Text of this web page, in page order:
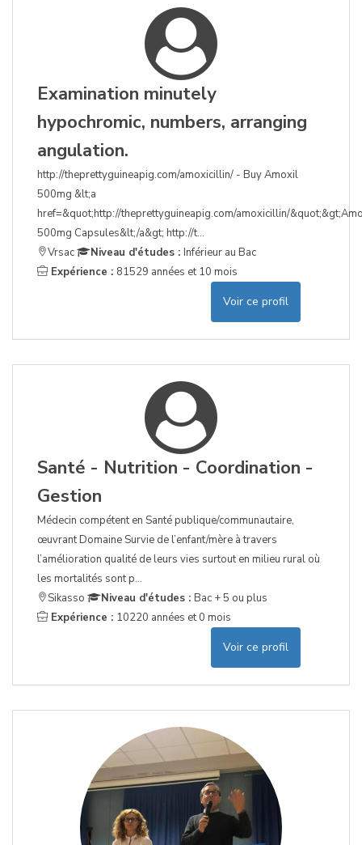
Examination minutely
hypochromic, numbers, arranging
angulation.
http://theprettyguineapig.com/amoxicillin/ - Buy Amoxil
500mg &lt;a
href=&quot;http://theprettyguineapig.com/amoxicillin/
500mg Capsules&lt;/a&gt; http://t...
Vrsac
Niveau d'études : Inférieur au Bac
Expérience : 81529 années et 10 mois
Voir ce profil
Santé - Nutrition - Coordination -
Gestion
Médecin compétent en Santé publique/communautaire,
œuvrant Domaine Survie de l’enfant/mère à travers
l’amélioration qualité de leurs vies surtout en milieu rural où
les mortalités sont p...
Sikasso
Niveau d'études : Bac + 5 ou plus
Expérience : 10220 années et 0 mois
Voir ce profil